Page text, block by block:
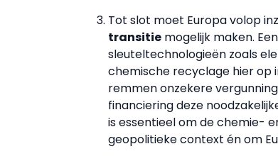
Tot slot moet Europa volop
transitie mogelijk maken.
sleuteltechnologieën zoals
chemische recyclage hier op
remmen onzekere
financiering deze
is essentieel om de chemie-
geopolitieke context én om